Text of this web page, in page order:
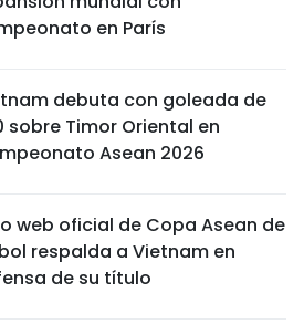
en París
debuta con goleada de
sobre Timor Oriental en
Asean 2026
web oficial de Copa Asean de
respalda a Vietnam en
de su título